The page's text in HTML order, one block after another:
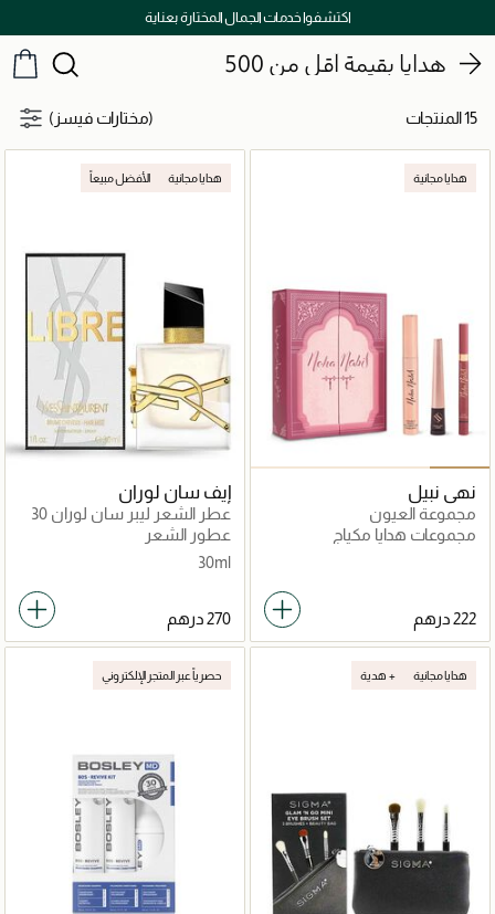
اكتشفوا خدمات الجمال المختارة بعناية
هدايا بقيمة أقل من 500
15 المنتجات (مختارات فيسز)
هدايا مجانية
نهى نبيل
مجموعة العيون
مجموعات هدايا مكياج
هدايا مجانية الأفضل مبيعاً
إيف سان لوران
عطر الشعر ليبر سان لوران 30
مل
عطور الشعر
30ml
هدايا مجانية هدية + حصرياً عبر المتجر الإلكتروني